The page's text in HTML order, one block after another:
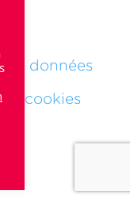
données
cookies